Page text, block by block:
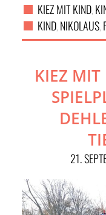
KIEZ MIT KIND,
KIND, NIKOLAUS,
KIEZ MIT
21.